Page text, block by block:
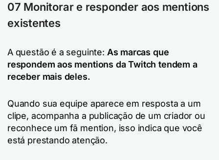
07 Monitorar e responder aos mentions
existentes
A questão é a seguinte: As marcas que
respondem aos mentions da Twitch tendem a
receber mais deles.
Quando sua equipe aparece em resposta a um
clipe, acompanha a publicação de um criador ou
reconhece um fã mention, isso indica que você
está prestando atenção.